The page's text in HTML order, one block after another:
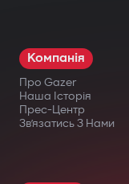
відсутні,
при ударі
Офіційна
Компанія
Про Gazer
Наша Історія
Прес-Центр
Зв’язатись З Нами